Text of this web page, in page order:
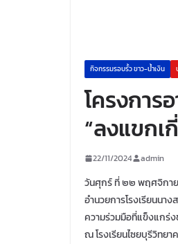
กิจกรรมรอบรั้ว ขาว-น้ำเงิน
โครงการ
“ลงแขกเ
22/11/2024 admin
วันศุกร์ ที่ ๒๒ พฤศจิกาย
อำนวยการโรงเรียนน
ความร่วมมือที่แข็งแกร่
ณ โรงเรียนไซยบุรีวิทย